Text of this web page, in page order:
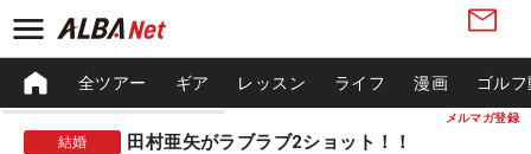
メルマガ登録
全ツアー ギア レッスン ライフ 漫画 ゴル
結婚 田村亜矢がラブラブ2ショット！！